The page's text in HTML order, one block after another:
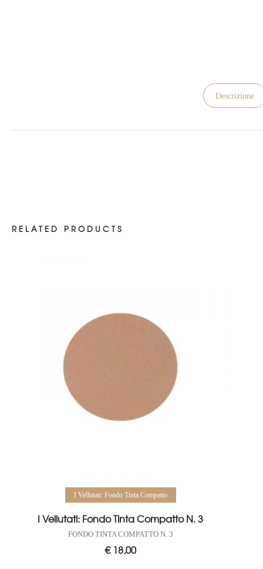
Descrizione
RELATED PRODUCTS
Aggiungi al carrello
I Vellutati: Fondo Tinta Compatto
I Vellutati: Fondo Tinta Compatto N. 3
FONDO TINTA COMPATTO N. 3
€18,00